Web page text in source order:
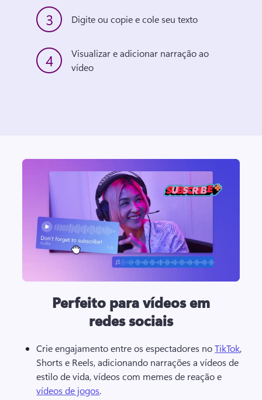
3 Digite ou copie e cole seu texto
4
Visualizar e adicionar narração ao
vídeo
Perfeito para vídeos em
redes sociais
Crie engajamento entre os espectadores no TikTok,
Shorts e Reels, adicionando narrações a vídeos de
estilo de vida, vídeos com memes de reação e
vídeos de jogos.